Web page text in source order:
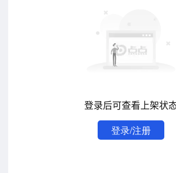
登录后可查看上架状
登录/注册